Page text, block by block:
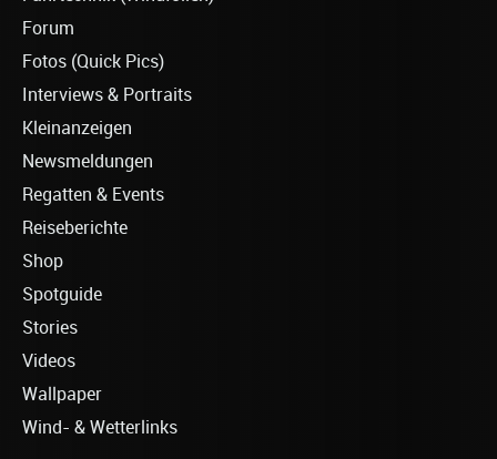
Forum
Fotos (Quick Pics)
Interviews & Portraits
Kleinanzeigen
Newsmeldungen
Regatten & Events
Reiseberichte
Shop
Spotguide
Stories
Videos
Wallpaper
Wind- & Wetterlinks